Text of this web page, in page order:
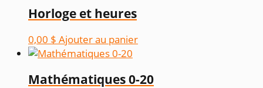
était :est :
Horloge et heures
0,00 $ Ajouter au panier
Mathématiques 0-20